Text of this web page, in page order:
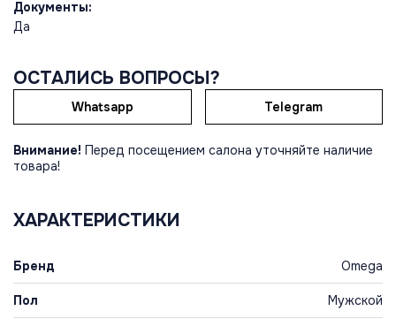
Документы:
Да
ОСТАЛИСЬ ВОПРОСЫ?
Whatsapp Telegram
Внимание! Перед посещением салона уточняйте наличие
товара!
ХАРАКТЕРИСТИКИ
Бренд Omega
Пол Мужской